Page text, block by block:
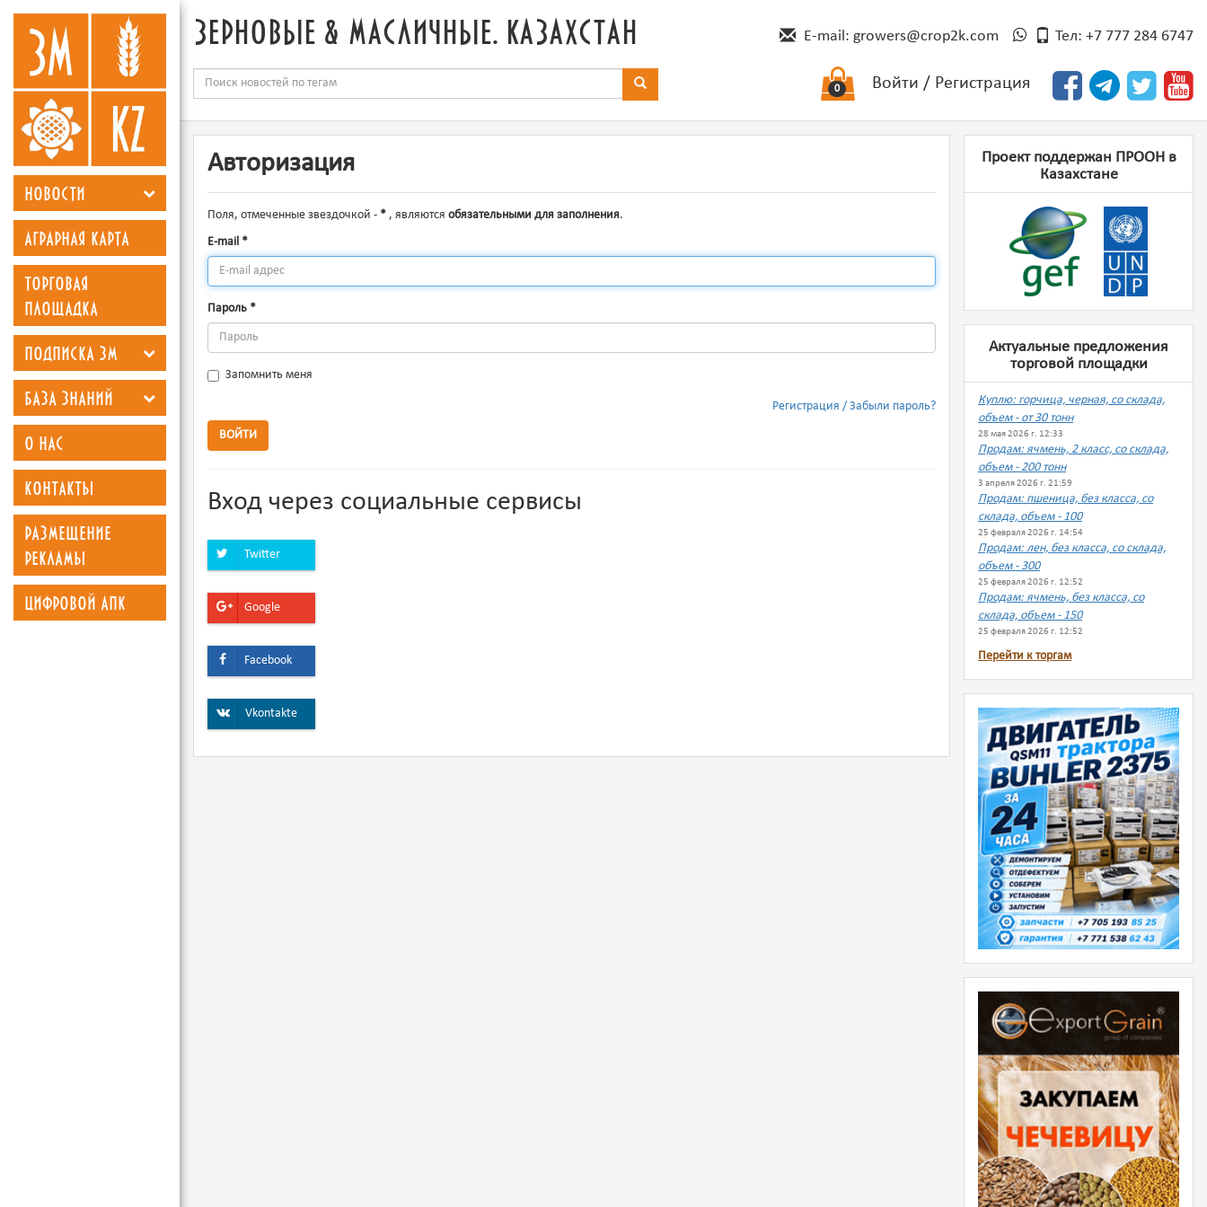
новости
аграрная карта
торговая
площадка
подписка зм
база знаний
о нас
контакты
размещение
рекламы
цифровой апк
зерновые & масличные. казахстан E-mail: growers@crop2k.com Тел: +7 777 284 6747
Войти / Регистрация
0
Авторизация
Поля, отмеченные звездочкой - * , являются обязательными для заполнения.
E-mail *
Пароль *
Запомнить меня
Забыли пароль?
Регистрация
ВОЙТИ
Вход через социальные сервисы
Twitter
Google
Facebook
Vkontakte
Проект поддержан ПРООН в
Казахстане
Актуальные предложения
торговой площадки
Куплю: горчица, черная, со склада,
объем - от 30 тонн
28 мая 2026 г. 12:33
Продам: ячмень, 2 класс, со склада,
объем - 200 тонн
3 апреля 2026 г. 21:59
Продам: пшеница, без класса, со
склада, объем - 100
25 февраля 2026 г. 14:54
Продам: лен, без класса, со склада,
объем - 300
25 февраля 2026 г. 12:52
Продам: ячмень, без класса, со
склада, объем - 150
25 февраля 2026 г. 12:52
Перейти к торгам